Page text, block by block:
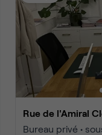
Rue de l'Amiral
Bureau privé •